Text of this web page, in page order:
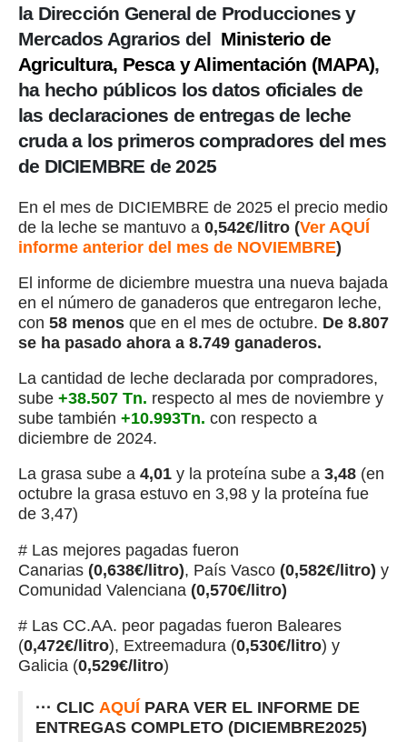
la Dirección General de Producciones y
Mercados Agrarios del Ministerio de
Agricultura, Pesca y Alimentación (MAPA),
ha hecho públicos los datos oficiales de
las declaraciones de entregas de leche
cruda a los primeros compradores del mes
de DICIEMBRE de 2025
En el mes de DICIEMBRE de 2025 el precio medio
de la leche se mantuvo a 0,542€/litro (Ver AQUÍ
informe anterior del mes de NOVIEMBRE)
El informe de diciembre muestra una nueva bajada
en el número de ganaderos que entregaron leche,
con 58 menos que en el mes de octubre. De 8.807
se ha pasado ahora a 8.749 ganaderos.
La cantidad de leche declarada por compradores,
sube +38.507 Tn. respecto al mes de noviembre y
sube también +10.993Tn. con respecto a
diciembre de 2024.
La grasa sube a 4,01 y la proteína sube a 3,48 (en
octubre la grasa estuvo en 3,98 y la proteína fue
de 3,47)
# Las mejores pagadas fueron
Canarias (0,638€/litro), País Vasco (0,582€/litro) y
Comunidad Valenciana (0,570€/litro)
# Las CC.AA. peor pagadas fueron Baleares
(0,472€/litro), Extreemadura (0,530€/litro) y
Galicia (0,529€/litro)
··· CLIC AQUÍ PARA VER EL INFORME DE
ENTREGAS COMPLETO (DICIEMBRE2025)